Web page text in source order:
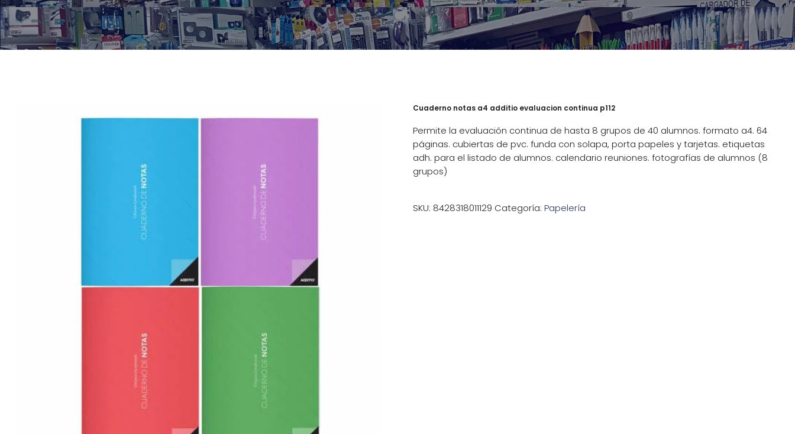
Cuaderno notas a4 additio evaluacion continua p112
Permite la evaluación continua de hasta 8 grupos de 40 alumnos. formato a4. 64
páginas. cubiertas de pvc. funda con solapa, porta papeles y tarjetas. etiquetas
adh. para el listado de alumnos. calendario reuniones. fotografías de alumnos (8
grupos)
SKU: 8428318011129 Categoría: Papelería